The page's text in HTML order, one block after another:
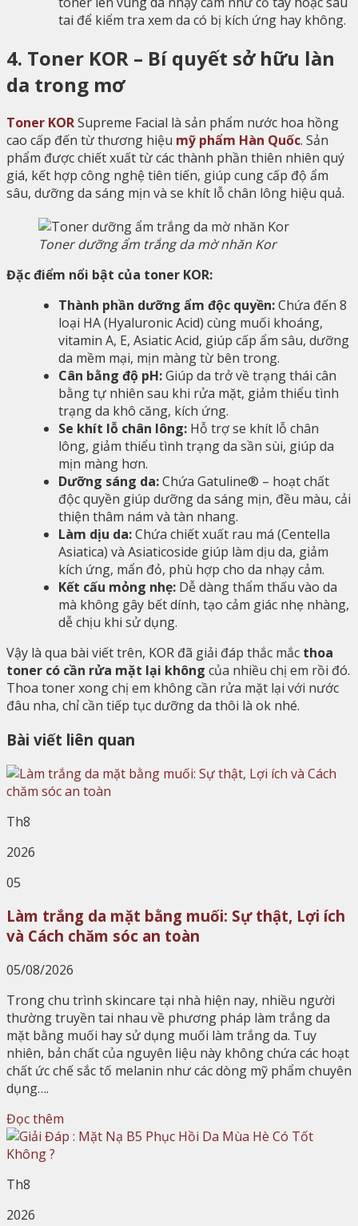
tai để kiểm tra xem da có bị kích ứng hay không.
4. Toner KOR – Bí quyết sở hữu làn
da trong mơ
Toner KORSupreme Facial là sản phẩm nước hoa hồng
cao cấp đến từ thương hiệu mỹ phẩm Hàn Quốc. Sản
phẩm được chiết xuất từ các thành phần thiên nhiên quý
giá, kết hợp công nghệ tiên tiến, giúp cung cấp độ ẩm
sâu, dưỡng da sáng mịn và se khít lỗ chân lông hiệu quả.
Toner dưỡng ẩm trắng da mờ nhăn Kor
Đặc điểm nổi bật của toner KOR:
Thành phần dưỡng ẩm độc quyền:Chứa đến 8
loại HA (Hyaluronic Acid) cùng muối khoáng,
vitamin A, E, Asiatic Acid, giúp cấp ẩm sâu, dưỡng
da mềm mại, mịn màng từ bên trong.
Cân bằng độ pH:Giúp da trở về trạng thái cân
bằng tự nhiên sau khi rửa mặt, giảm thiểu tình
trạng da khô căng, kích ứng.
Se khít lỗ chân lông: Hỗ trợ se khít lỗ chân
lông, giảm thiểu tình trạng da sần sùi, giúp da
mịn màng hơn.
Dưỡng sáng da:Chứa Gatuline® – hoạt chất
độc quyền giúp dưỡng da sáng mịn, đều màu, cải
thiện thâm nám và tàn nhang.
Làm dịu da:Chứa chiết xuất rau má (Centella
Asiatica) và Asiaticoside giúp làm dịu da, giảm
kích ứng, mẩn đỏ, phù hợp cho da nhạy cảm.
Kết cấu mỏng nhẹ: Dễ dàng thẩm thấu vào da
mà không gây bết dính, tạo cảm giác nhẹ nhàng,
dễ chịu khi sử dụng.
Vậy là qua bài viết trên, KOR đã giải đáp thắc mắc thoa
toner có cần rửa mặt lại không của nhiều chị em rồi đó.
Thoa toner xong chị em không cần rửa mặt lại với nước
đâu nha, chỉ cần tiếp tục dưỡng da thôi là ok nhé.
Bài viết liên quan
Th8
2026
05
Làm trắng da mặt bằng muối: Sự thật, Lợi ích
và Cách chăm sóc an toàn
05/08/2026
Trong chu trình skincare tại nhà hiện nay, nhiều người
thường truyền tai nhau về phương pháp làm trắng da
mặt bằng muối hay sử dụng muối làm trắng da. Tuy
nhiên, bản chất của nguyên liệu này không chứa các hoạt
chất ức chế sắc tố melanin như các dòng mỹ phẩm chuyên
dụng….
Đọc thêm
Th8
2026